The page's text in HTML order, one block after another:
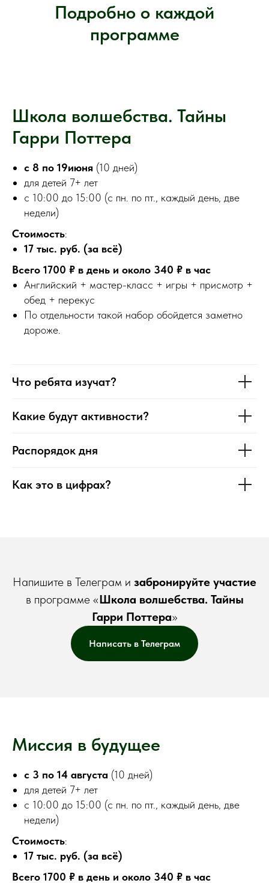
Подробно о каждой
программе
Школа волшебства. Тайны
Гарри Поттера
с 8 по 19июня (10 дней)
для детей 7+ лет
с 10:00 до 15:00 (с пн. по пт., каждый день, две
недели)
Стоимость:
17 тыс. руб. (за всё)
Всего 1700 ₽ в день и около 340 ₽ в час
Английский + мастер-класс + игры + присмотр +
обед + перекус
По отдельности такой набор обойдется заметно
дороже.
Что ребята изучат?
Какие будут активности?
Распорядок дня
Как это в цифрах?
Напишите в Телеграм и забронируйте участие
в программе «Школа волшебства. Тайны
Гарри Поттера»
Написать в Телеграм
Миссия в будущее
с 3 по 14 августа (10 дней)
для детей 7+ лет
с 10:00 до 15:00 (с пн. по пт., каждый день, две
недели)
Стоимость:
17 тыс. руб. (за всё)
Всего 1700 ₽ в день и около 340 ₽ в час